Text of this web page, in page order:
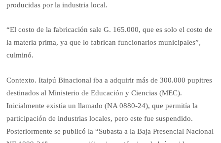
producidas por la industria local.
“El costo de la fabricación sale G. 165.000, que es solo el costo de
la materia prima, ya que lo fabrican funcionarios municipales”,
culminó.
Contexto. Itaipú Binacional iba a adquirir más de 300.000 pupitres
destinados al Ministerio de Educación y Ciencias (MEC).
Inicialmente existía un llamado (NA 0880-24), que permitía la
participación de industrias locales, pero este fue suspendido.
Posteriormente se publicó la “Subasta a la Baja Presencial Nacional